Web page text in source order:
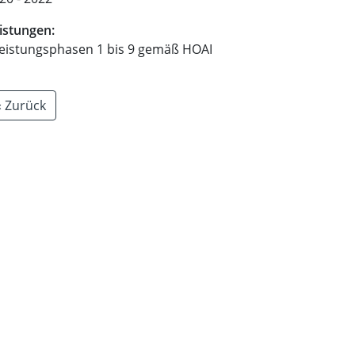
1 bis 9 gemäß HOAI
Zurück